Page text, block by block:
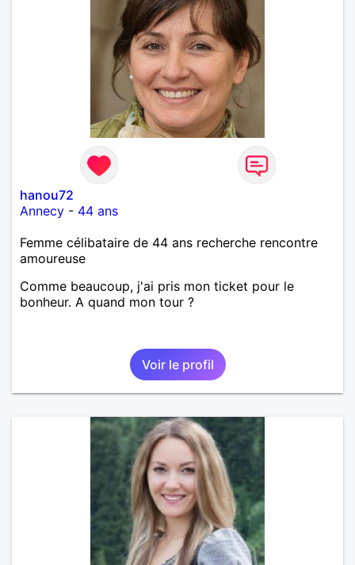
hanou72
Annecy - 44 ans
Femme célibataire de 44 ans recherche rencontre
amoureuse
Comme beaucoup, j'ai pris mon ticket pour le
bonheur. A quand mon tour ?
Voir le profil